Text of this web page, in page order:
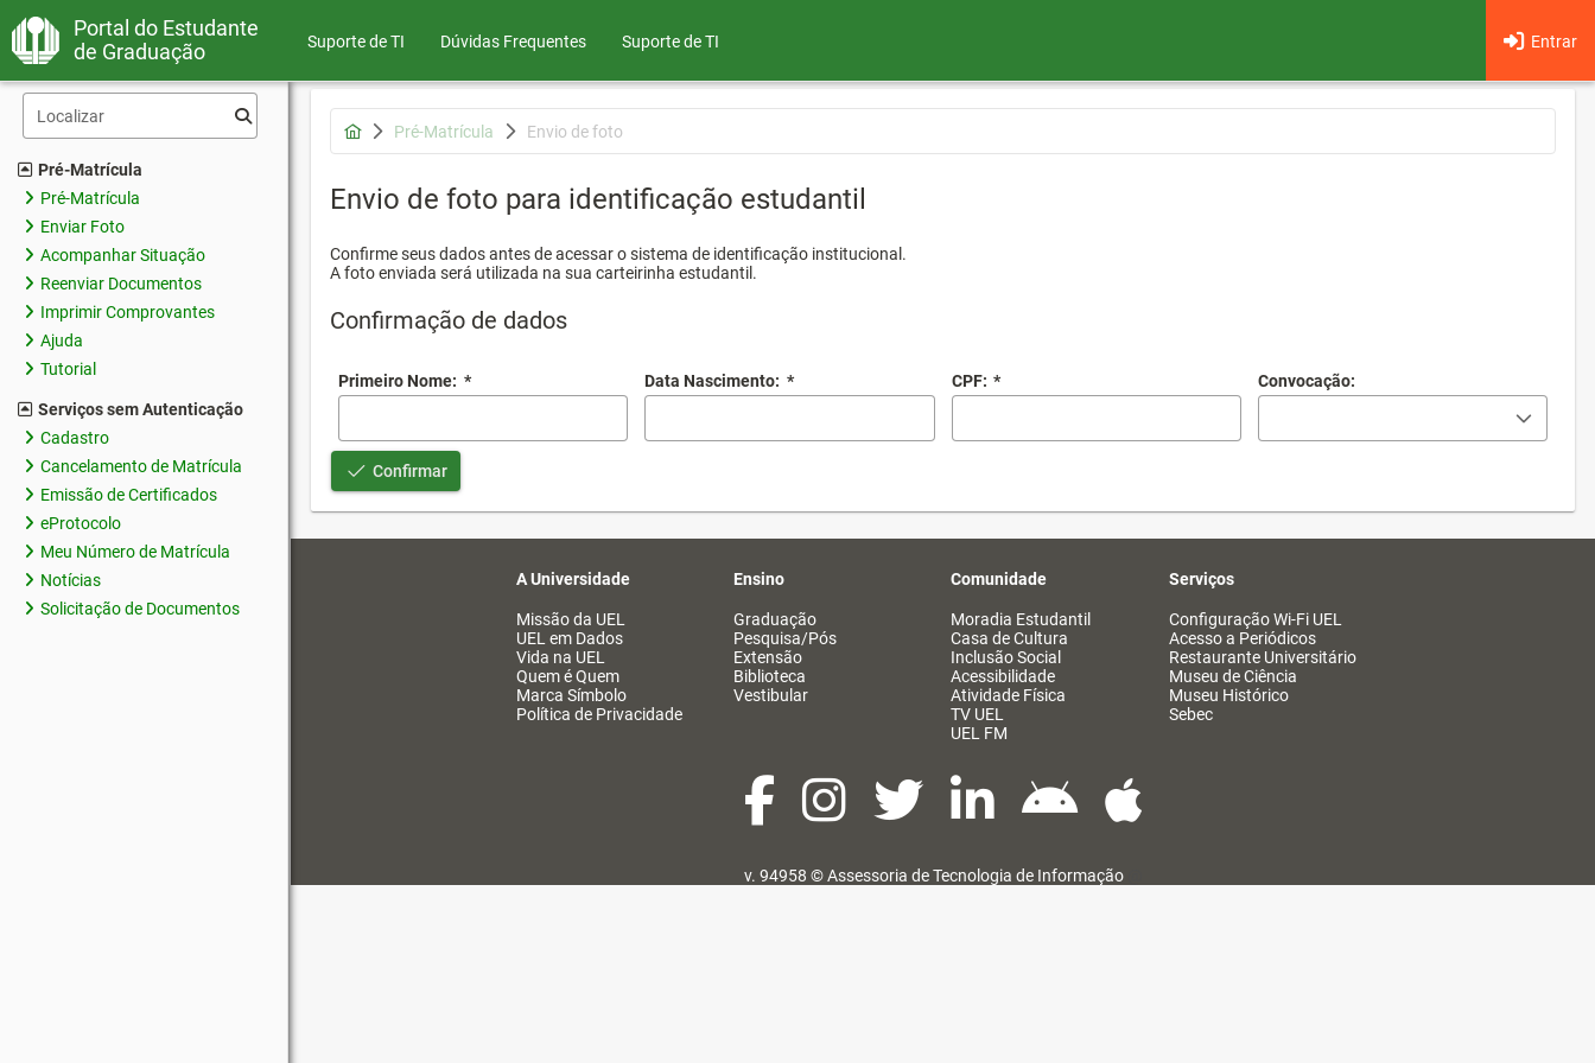
Portal do Estudante
de Graduação
Suporte de TI Dúvidas Frequentes Entrar
Suporte de TI
Pré-Matrícula
Pré-Matrícula
Enviar Foto
Acompanhar Situação
Reenviar Documentos
Imprimir Comprovantes
Ajuda
Tutorial
Serviços sem Autenticação
Cadastro
Cancelamento de Matrícula
Emissão de Certificados
eProtocolo
Meu Número de Matrícula
Notícias
Solicitação de Documentos
Pré-Matrícula Envio de foto
Envio de foto para identificação estudantil
Confirme seus dados antes de acessar o sistema de identificação institucional.
A foto enviada será utilizada na sua carteirinha estudantil.
Confirmação de dados
Primeiro Nome: * Data Nascimento: * CPF: * Convocação:
Confirmar
A Universidade
Missão da UEL
UEL em Dados
Vida na UEL
Quem é Quem
Marca Símbolo
Política de Privacidade
Ensino
Graduação
Pesquisa/Pós
Extensão
Biblioteca
Vestibular
Comunidade
Moradia Estudantil
Casa de Cultura
Inclusão Social
Acessibilidade
Atividade Física
TV UEL
UEL FM
Serviços
Configuração Wi-Fi UEL
Acesso a Periódicos
Restaurante Universitário
Museu de Ciência
Museu Histórico
Sebec
v. 94958 ©Assessoria de Tecnologia de Informação